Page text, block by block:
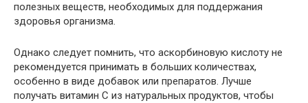
полезных веществ, необходимых для поддержания
здоровья организма.
Однако следует помнить, что аскорбиновую кислоту не
рекомендуется принимать в больших количествах,
особенно в виде добавок или препаратов. Лучше
получать витамин C из натуральных продуктов, чтобы